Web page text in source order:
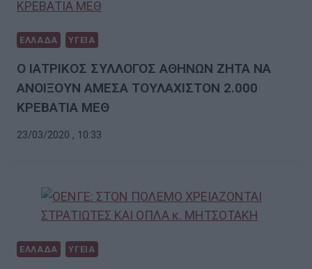
ΕΛΛΑΔΑ ΥΓΕΙΑ
Ο ΙΑΤΡΙΚΟΣ ΣΥΛΛΟΓΟΣ ΑΘΗΝΩΝ ΖΗΤΑ ΝΑ
ΑΝΟΙΞΟΥΝ ΑΜΕΣΑ ΤΟΥΛΑΧΙΣΤΟΝ 2.000
ΚΡΕΒΑΤΙΑ ΜΕΘ
23/03/2020 , 10:33
ΕΛΛΑΔΑ ΥΓΕΙΑ